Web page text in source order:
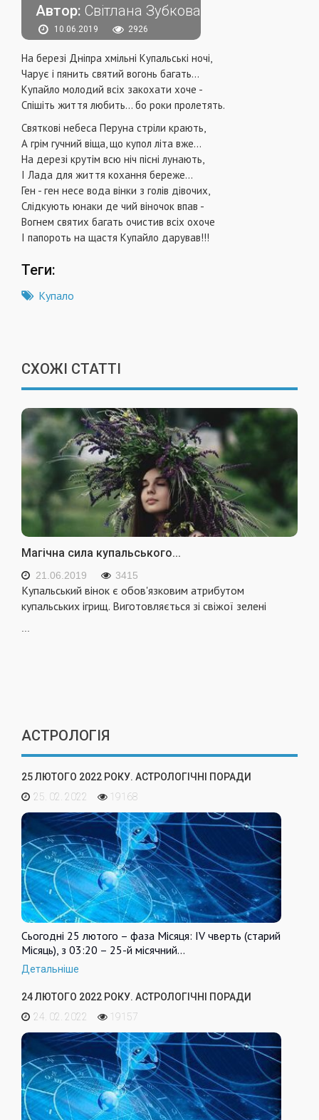
Автор: Світлана Зубкова
10.06.2019 2926
На березі Дніпра хмільні Купальські ночі,
Чарує і пянить святий вогонь багать...
Купайло молодий всіх закохати хоче -
Спішіть життя любить... бо роки пролетять.
Святкові небеса Перуна стріли крають,
А грім гучний віща, що купол літа вже...
На дерезі крутім всю ніч пісні лунають,
І Лада для життя кохання береже...
Ген - ген несе вода вінки з голів дівочих,
Слідкують юнаки де чий віночок впав -
Вогнем святих багать очистив всіх охоче
І папороть на щастя Купайло дарував!!!
Теги:
Купало
СХОЖІ СТАТТІ
Магічна сила купальського...
21.06.2019 3415
Купальський вінок є обов'язковим атрибутом
купальських ігрищ. Виготовляється зі свіжої зелені
АСТРОЛОГІЯ
25 ЛЮТОГО 2022 РОКУ. АСТРОЛОГІЧНІ ПОРАДИ
25. 02. 2022
19168
Сьогодні 25 лютого – фаза Місяця: IV чверть (старий
Місяць), з 03:20 – 25-й місячний…
Детальніше
24 ЛЮТОГО 2022 РОКУ. АСТРОЛОГІЧНІ ПОРАДИ
24. 02. 2022
19157